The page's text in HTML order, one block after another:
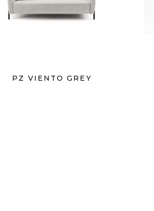
PZ VIENTO GREY